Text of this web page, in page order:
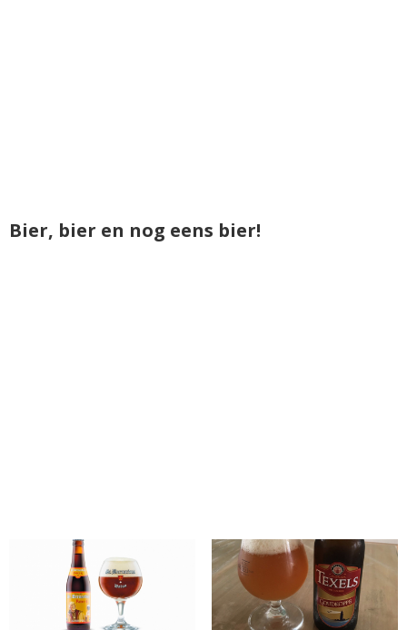
Bier, bier en nog eens bier!